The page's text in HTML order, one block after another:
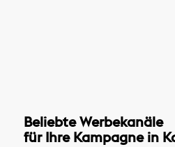
Beliebte Werbekanäle
für Ihre Kampagne in